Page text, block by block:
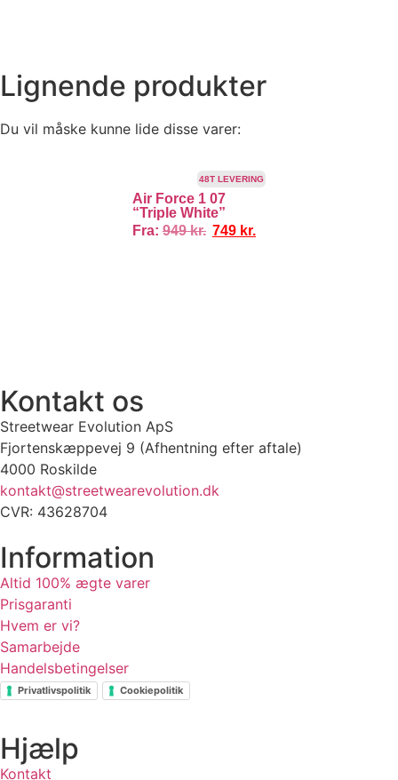
Lignende produkter
Du vil måske kunne lide disse varer:
48T LEVERING
Air Force 1 07
“Triple White”
Fra: 949kr. 749 kr.
Kontakt os
Streetwear Evolution ApS
Fjortenskæppevej 9 (Afhentning efter aftale)
4000 Roskilde
kontakt@streetwearevolution.dk
CVR: 43628704
Information
Altid 100% ægte varer
Prisgaranti
Hvem er vi?
Samarbejde
Handelsbetingelser
Privatlivspolitik Cookiepolitik
Hjælp
Kontakt